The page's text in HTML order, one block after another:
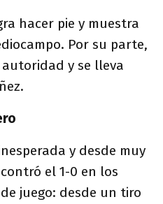
hacer pie y muestra
Por su parte,
autoridad y se lleva
y desde muy
el 1-0 en los
juego: desde un tiro